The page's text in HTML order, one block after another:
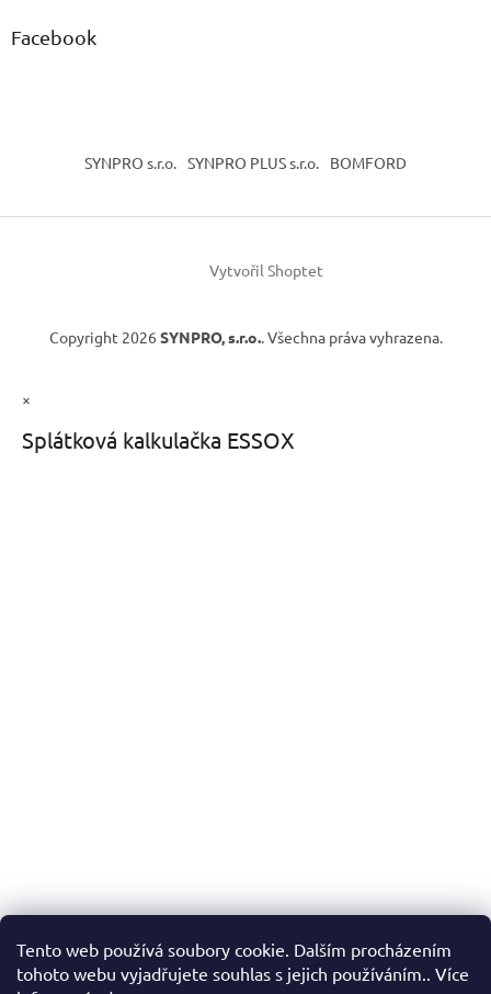
Tento web používá soubory cookie. Dalším procházením
tohoto webu vyjadřujete souhlas s jejich používáním.. Více
Facebook
SYNPRO s.r.o. SYNPRO PLUS s.r.o. BOMFORD
Vytvořil Shoptet
Copyright 2026 SYNPRO, s.r.o.. Všechna práva vyhrazena.
×
Splátková kalkulačka ESSOX